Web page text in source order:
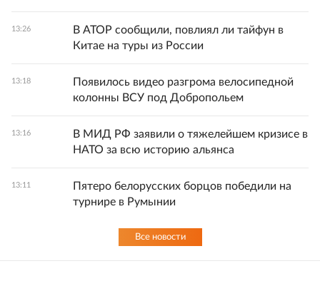
13:26
В АТОР сообщили, повлиял ли тайфун в
Китае на туры из России
13:18
Появилось видео разгрома велосипедной
колонны ВСУ под Добропольем
13:16
В МИД РФ заявили о тяжелейшем кризисе в
НАТО за всю историю альянса
13:11
Пятеро белорусских борцов победили на
турнире в Румынии
Все новости